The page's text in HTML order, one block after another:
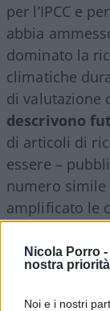
Nicola Porro -
nostra priorità
Noi e i nostri
per l’IPCC e
abbia
dominato la
climatiche
di valutazione
descrivono
di articoli di
essere –
numero
amplificato le
questi
normative.